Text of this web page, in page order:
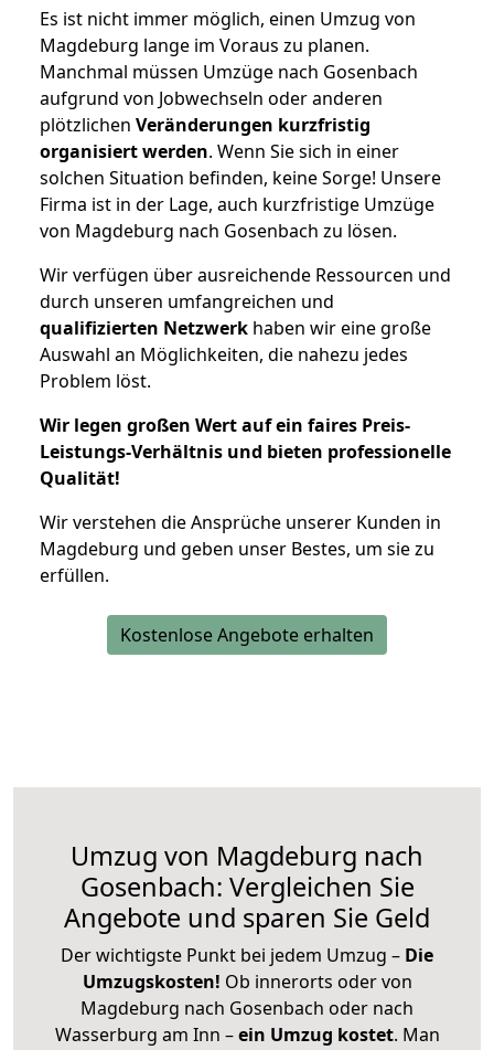
Es ist nicht immer möglich, einen Umzug von
Magdeburg lange im Voraus zu planen.
Manchmal müssen Umzüge nach Gosenbach
aufgrund von Jobwechseln oder anderen
plötzlichen Veränderungen kurzfristig
organisiert werden. Wenn Sie sich in einer
solchen Situation befinden, keine Sorge! Unsere
Firma ist in der Lage, auch kurzfristige Umzüge
von Magdeburg nach Gosenbach zu lösen.
Wir verfügen über ausreichende Ressourcen und
durch unseren umfangreichen und
qualifizierten Netzwerk haben wir eine große
Auswahl an Möglichkeiten, die nahezu jedes
Problem löst.
Wir legen großen Wert auf ein faires Preis-
Leistungs-Verhältnis und bieten professionelle
Qualität!
Wir verstehen die Ansprüche unserer Kunden in
Magdeburg und geben unser Bestes, um sie zu
erfüllen.
Kostenlose Angebote erhalten
Umzug von Magdeburg nach
Gosenbach: Vergleichen Sie
Angebote und sparen Sie Geld
Der wichtigste Punkt bei jedem Umzug – Die
Umzugskosten! Ob innerorts oder von
Magdeburg nach Gosenbach oder nach
Wasserburg am Inn –ein Umzug kostet. Man